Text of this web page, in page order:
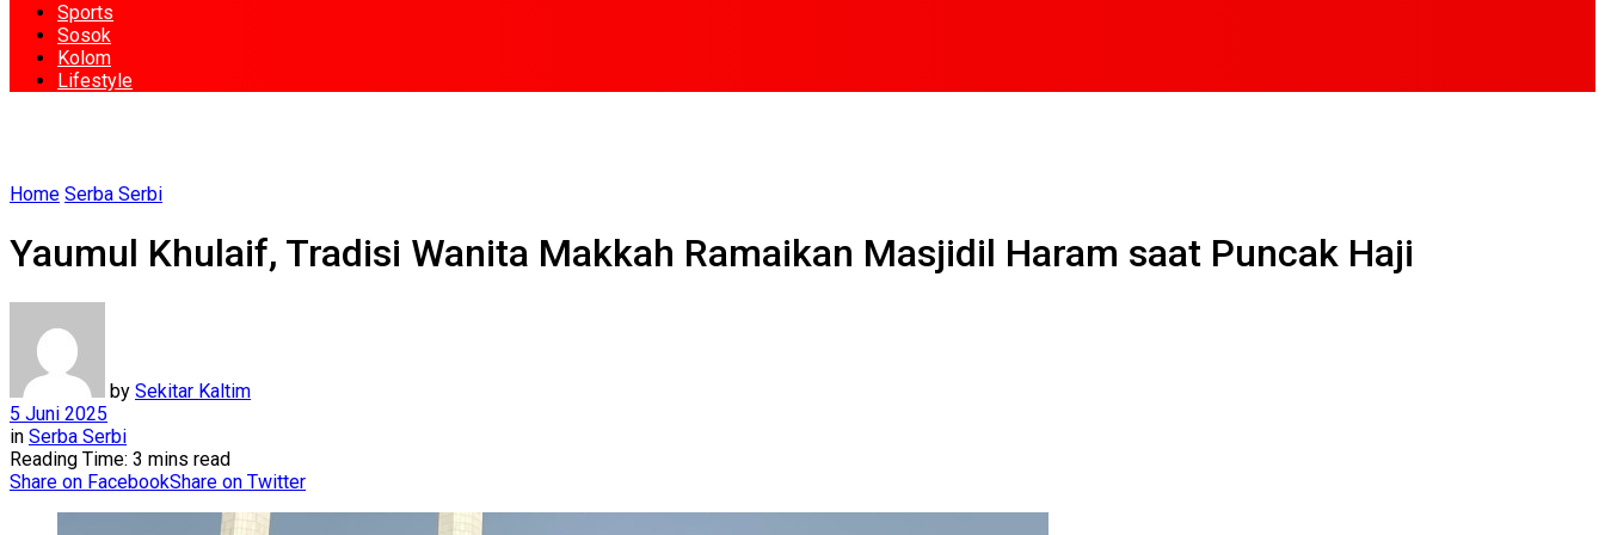
Sports
Sosok
Kolom
Lifestyle
Home Serba Serbi
Yaumul Khulaif, Tradisi Wanita Makkah Ramaikan Masjidil Haram saat Puncak Haji
by Sekitar Kaltim
5 Juni 2025
in Serba Serbi
Reading Time: 3 mins read
Share on FacebookShare on Twitter